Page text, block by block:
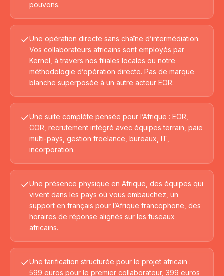
pouvons.
Une opération directe sans chaîne d’intermédiation.
Vos collaborateurs africains sont employés par
Kernel, à travers nos filiales locales ou notre
méthodologie d’opération directe. Pas de marque
blanche superposée à un autre acteur EOR.
Une suite complète pensée pour l’Afrique : EOR,
COR, recrutement intégré avec équipes terrain, paie
multi-pays, gestion freelance, bureaux, IT,
incorporation.
Une présence physique en Afrique, des équipes qui
vivent dans les pays où vous embauchez, un
support en français pour l’Afrique francophone, des
horaires de réponse alignés sur les fuseaux
africains.
Une tarification structurée pour le projet africain :
599 euros pour le premier collaborateur, 399 euros